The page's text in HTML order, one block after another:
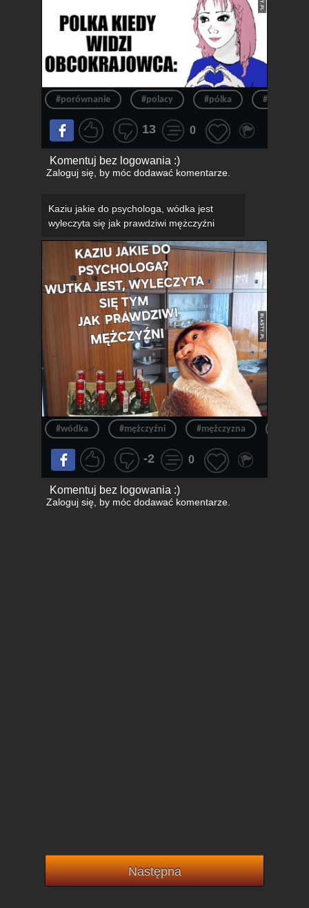
#porównanie #polacy #pólka #polak
13 0
Komentuj bez logowania :)
Zaloguj się, by móc dodawać komentarze.
Kaziu jakie do psychologa, wódka jest
wyleczyta się jak prawdziwi mężczyźni
#wódka #mężczyźni #mężczyzna
-2 0
Komentuj bez logowania :)
Zaloguj się, by móc dodawać komentarze.
Następna